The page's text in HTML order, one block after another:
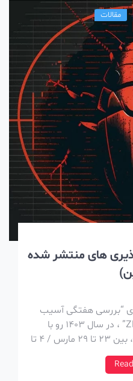
مقالات
های منتشر شده
هفتگی آسیب
پذیری های منتشر شده در ZDI” ، در سال 1403 رو با
بررسی 54 آسیب پذیری مهم، بین 23 تا 29 مارس / 4 تا